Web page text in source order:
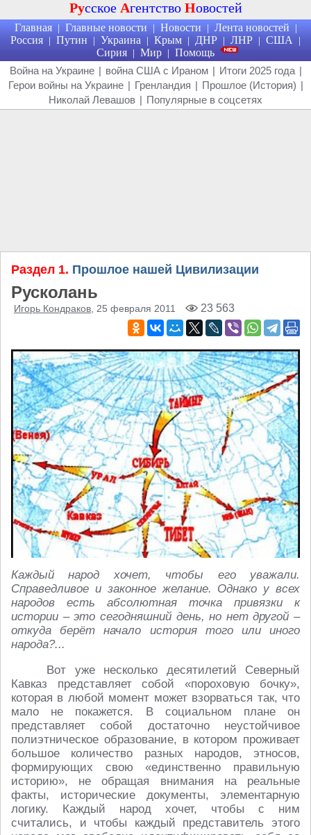
Русское Агентство Новостей
Главная | Главные новости | Новости | Лента новостей |
Россия | Путин | Украина | Крым | ДНР | ЛНР | США |
Сирия | Мир | Помощь
Война на Украине | война США с Ираном | Итоги 2025 года |
Герои войны на Украине | Гренландия | Прошлое (История) |
Николай Левашов | Популярные в соцсетях
Раздел 1. Прошлое нашей Цивилизации
Русколань
Игорь Кондраков , 25 февраля 2011 23 563
Каждый народ хочет, чтобы его уважали.
Справедливое и законное желание. Однако у всех
народов есть абсолютная точка привязки к
истории – это сегодняшний день, но нет другой –
откуда берёт начало история того или иного
народа?...
Вот уже несколько десятилетий Северный
Кавказ представляет собой «пороховую бочку»,
которая в любой момент может взорваться так, что
мало не покажется. В социальном плане он
представляет собой достаточно неустойчивое
полиэтническое образование, в котором проживает
большое количество разных народов, этносов,
формирующих свою «единственно правильную
историю», не обращая внимания на реальные
факты, исторические документы, элементарную
логику. Каждый народ хочет, чтобы с ним
считались, и чтобы каждый представитель этого